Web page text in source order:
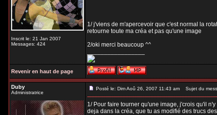
Inscrit le: 21 Jan 2007
Messages: 424
1/ j'viens de m'apercevoir que c'est normal la
retourne toute ma créa et pas qu'une image
2/oki merci beaucoup ^^
_________________
Revenir en haut de page
Duby
Administratrice
Posté le: Dim Aoû 26, 2007 11:43 am Sujet du
1/ Pour faire tourner qu'une image, j'crois qu'il
deja dans la créa, que tu as modifié des trucs